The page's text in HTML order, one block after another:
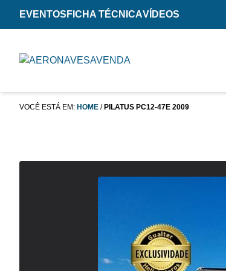
EVENTOS FICHA TÉCNICAVÍDEOS
VOCÊ ESTÁ EM: HOME / PILATUS PC12-47E 2009